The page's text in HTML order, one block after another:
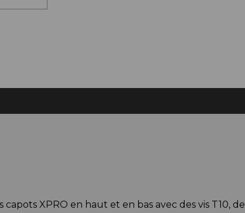
XPRO en haut et en bas avec des vis T10,